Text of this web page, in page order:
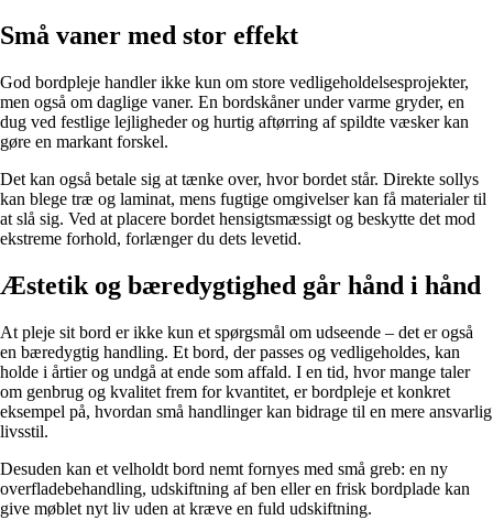
Små vaner med stor effekt
God bordpleje handler ikke kun om store vedligeholdelsesprojekter,
men også om daglige vaner. En bordskåner under varme gryder, en
dug ved festlige lejligheder og hurtig aftørring af spildte væsker kan
gøre en markant forskel.
Det kan også betale sig at tænke over, hvor bordet står. Direkte sollys
kan blege træ og laminat, mens fugtige omgivelser kan få materialer til
at slå sig. Ved at placere bordet hensigtsmæssigt og beskytte det mod
ekstreme forhold, forlænger du dets levetid.
Æstetik og bæredygtighed går hånd i hånd
At pleje sit bord er ikke kun et spørgsmål om udseende – det er også
en bæredygtig handling. Et bord, der passes og vedligeholdes, kan
holde i årtier og undgå at ende som affald. I en tid, hvor mange taler
om genbrug og kvalitet frem for kvantitet, er bordpleje et konkret
eksempel på, hvordan små handlinger kan bidrage til en mere ansvarlig
livsstil.
Desuden kan et velholdt bord nemt fornyes med små greb: en ny
overfladebehandling, udskiftning af ben eller en frisk bordplade kan
give møblet nyt liv uden at kræve en fuld udskiftning.